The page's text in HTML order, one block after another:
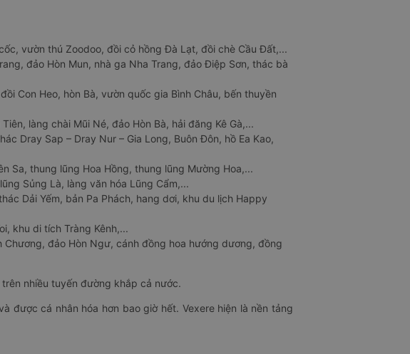
vườn thú Zoodoo, đồi cỏ hồng Đà Lạt, đồi chè Cầu Đất,...
đảo Hòn Mun, nhà ga Nha Trang, đảo Điệp Sơn, thác bà
Con Heo, hòn Bà, vườn quốc gia Bình Châu, bến thuyền
làng chài Mũi Né, đảo Hòn Bà, hải đăng Kê Gà,...
Dray Sap – Dray Nur – Gia Long, Buôn Đôn, hồ Ea Kao,
Sa, thung lũng Hoa Hồng, thung lũng Mường Hoa,...
Sủng Là, làng văn hóa Lũng Cẩm,...
Dải Yếm, bản Pa Phách, hang dơi, khu du lịch Happy
khu di tích Tràng Kênh,...
đảo Hòn Ngư, cánh đồng hoa hướng dương, đồng
nhiều tuyến đường khắp cả nước.
được cá nhân hóa hơn bao giờ hết. Vexere hiện là nền tảng